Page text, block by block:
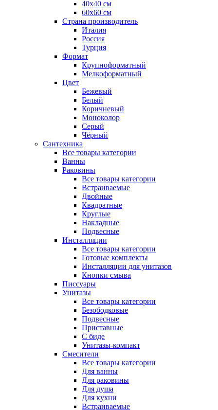
40x40 см
60x60 см
Страна производитель
Италия
Россия
Турция
Формат
Крупноформатный
Мелкоформатный
Цвет
Бежевый
Белый
Коричневый
Моноколор
Серый
Чёрный
Сантехника
Все товары категории
Ванны
Раковины
Все товары категории
Встраиваемые
Двойные
Квадратные
Круглые
Накладные
Подвесные
Инсталляции
Все товары категории
Готовые комплекты
Инсталляции для унитазов
Кнопки смыва
Писсуары
Унитазы
Все товары категории
Безободковые
Подвесные
Приставные
С биде
Унитазы-компакт
Смесители
Все товары категории
Для ванны
Для раковины
Для душа
Для кухни
Встраиваемые